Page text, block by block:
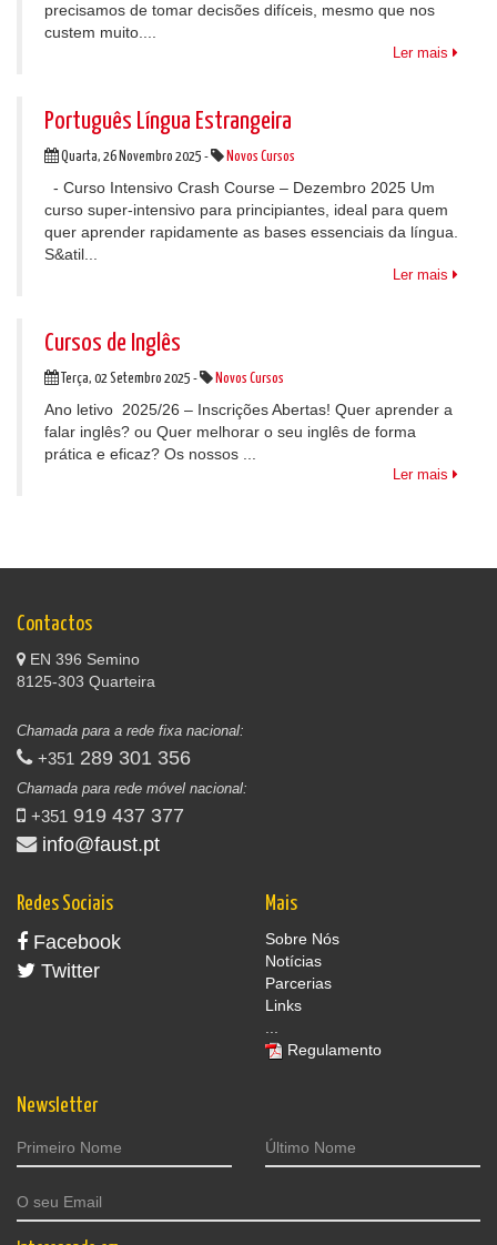
precisamos de tomar decisões difíceis, mesmo que nos
custem muito....
Ler mais
Português Língua Estrangeira
Quarta, 26 Novembro 2025 - Novos Cursos
- Curso Intensivo Crash Course – Dezembro 2025 Um
curso super-intensivo para principiantes, ideal para quem
quer aprender rapidamente as bases essenciais da língua.
S&atil...
Ler mais
Cursos de Inglês
Terça, 02 Setembro 2025 - Novos Cursos
Ano letivo 2025/26 – Inscrições Abertas! Quer aprender a
falar inglês? ou Quer melhorar o seu inglês de forma
prática e eficaz? Os nossos ...
Ler mais
Contactos
EN 396 Semino
8125-303 Quarteira
Chamada para a rede fixa nacional:
+351 289 301 356
Chamada para rede móvel nacional:
+351 919 437 377
info@faust.pt
Redes Sociais
Facebook
Twitter
Mais
Sobre Nós
Notícias
Parcerias
Links
Regulamento
Newsletter